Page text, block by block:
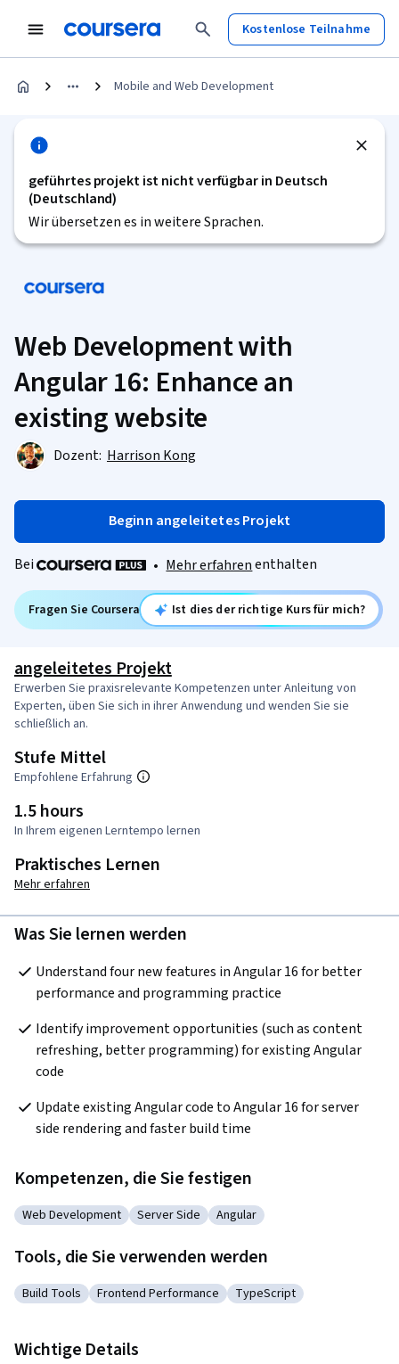
Kostenlose Teilnahme
Mobile and Web Development
geführtes projekt ist nicht verfügbar in Deutsch
(Deutschland)
Wir übersetzen es in weitere Sprachen.
Web Development with
Angular 16: Enhance an
existing website
Dozent: Harrison Kong
Beginn angeleitetes Projekt
Bei • Mehr erfahrenenthalten
Fragen Sie Coursera Ist dies der richtige Kurs für mich?
angeleitetes Projekt
Erwerben Sie praxisrelevante Kompetenzen unter Anleitung von
Experten, üben Sie sich in ihrer Anwendung und wenden Sie sie
schließlich an.
Stufe Mittel
Empfohlene Erfahrung
1.5 hours
In Ihrem eigenen Lerntempo lernen
Praktisches Lernen
Mehr erfahren
Was Sie lernen werden
Understand four new features in Angular 16 for better
performance and programming practice
Identify improvement opportunities (such as content
refreshing, better programming) for existing Angular
code
Update existing Angular code to Angular 16 for server
side rendering and faster build time
Kompetenzen, die Sie festigen
Kategorie: Web Development
Web Development Kategorie: Server Side
Server Side Kategorie: Angular
Angular
Tools, die Sie verwenden werden
Kategorie: Build Tools
Build Tools Kategorie: Frontend Performance
Frontend Performance Kategorie: TypeScript
TypeScript
Wichtige Details